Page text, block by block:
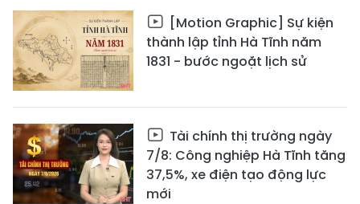
[Motion Graphic] Sự kiện
thành lập tỉnh Hà Tĩnh năm
1831 - bước ngoặt lịch sử
Tài chính thị trường ngày
7/8: Công nghiệp Hà Tĩnh tăng
37,5%, xe điện tạo động lực
mới